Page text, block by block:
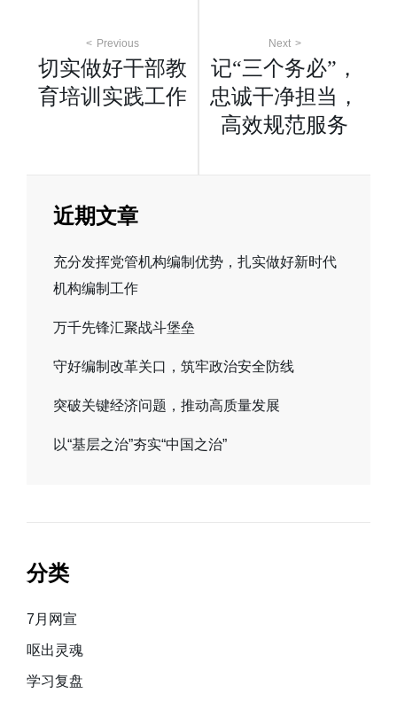
章
Previous
切实做好干部教
育培训实践工作
Next
记“三个务必”，
忠诚干净担当，
高效规范服务
近期文章
充分发挥党管机构编制优势，扎实做好新时代
机构编制工作
万千先锋汇聚战斗堡垒
守好编制改革关口，筑牢政治安全防线
突破关键经济问题，推动高质量发展
以“基层之治”夯实“中国之治”
分类
7月网宣
呕出灵魂
学习复盘